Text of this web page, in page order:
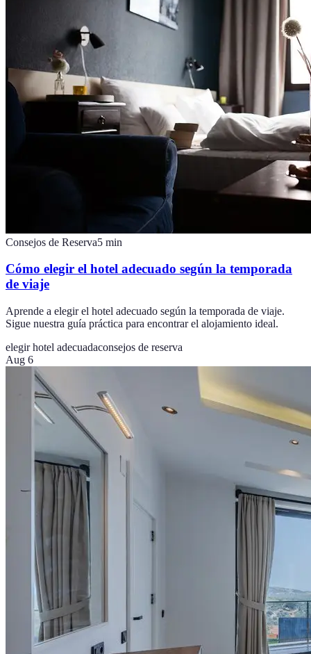
Consejos de Reserva5 min
Cómo elegir el hotel adecuado según la temporada
de viaje
Aprende a elegir el hotel adecuado según la temporada de viaje.
Sigue nuestra guía práctica para encontrar el alojamiento ideal.
elegir hotel adecuadaconsejos de reserva
Aug 6